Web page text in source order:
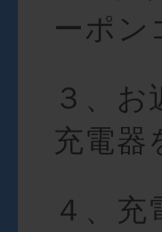
ーポン
３、
充電器
４、